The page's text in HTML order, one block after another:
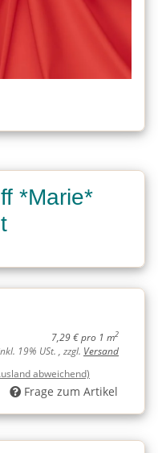
*Marie*
7,29 € pro 1 m2
19% USt. , zzgl. Versand
abweichend)
Frage zum Artikel